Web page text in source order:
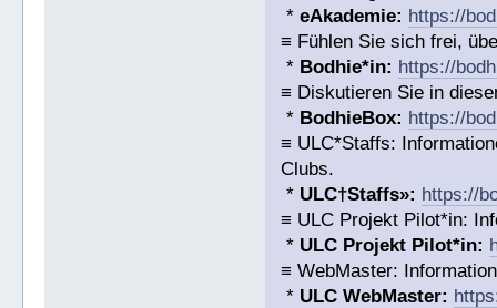
*eAkademie: https://
≡ Fühlen Sie sich frei,
* Bodhie*in: https://
≡ Diskutieren Sie in
* BodhieBox: https://
≡ ULC*Staffs:
Clubs.
* ULC†Staffs»: https://
≡ ULC Projekt Pilot*in:
* ULC Projekt Pilot*in:
≡ WebMaster:
* ULC WebMaster: